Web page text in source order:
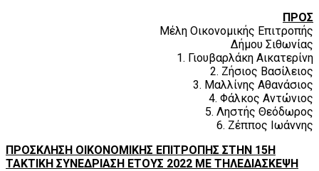
ΠΡΟΣ
Μέλη Οικονομικής Επιτροπής
Δήμου Σιθωνίας
1. Γιουβαρλάκη Αικατερίνη
2. Ζήσιος Βασίλειος
3. Μαλλίνης Αθανάσιος
4. Φάλκος Αντώνιος
5. Ληστής Θεόδωρος
6. Ζέππος Ιωάννης
ΠΡΟΣΚΛΗΣΗ ΟΙΚΟΝΟΜΙΚΗΣ ΕΠΙΤΡΟΠΗΣ ΣΤΗΝ 15Η
ΤΑΚΤΙΚΗ ΣΥΝΕΔΡΙΑΣΗ ΕΤΟΥΣ 2022 ΜΕ ΤΗΛΕΔΙΑΣΚΕΨΗ